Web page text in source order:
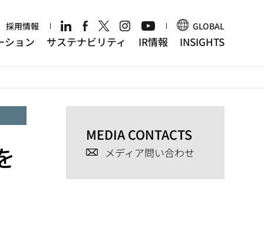
採用情報 GLOBAL
ション サステナビリティ IR情報 INSIGHTS
MEDIA CONTACTS
メディア問い合わせ